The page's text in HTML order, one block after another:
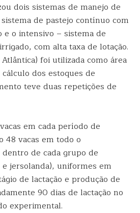
dois sistemas de manejo de
de pastejo contínuo com
e o intensivo – sistema de
com alta taxa de lotação.
foi utilizada como área
dos estoques de
teve duas repetições de
em cada período de
48 vacas em todo o
de cada grupo de
jersolanda), uniformes em
de lactação e produção de
90 dias de lactação no
experimental.